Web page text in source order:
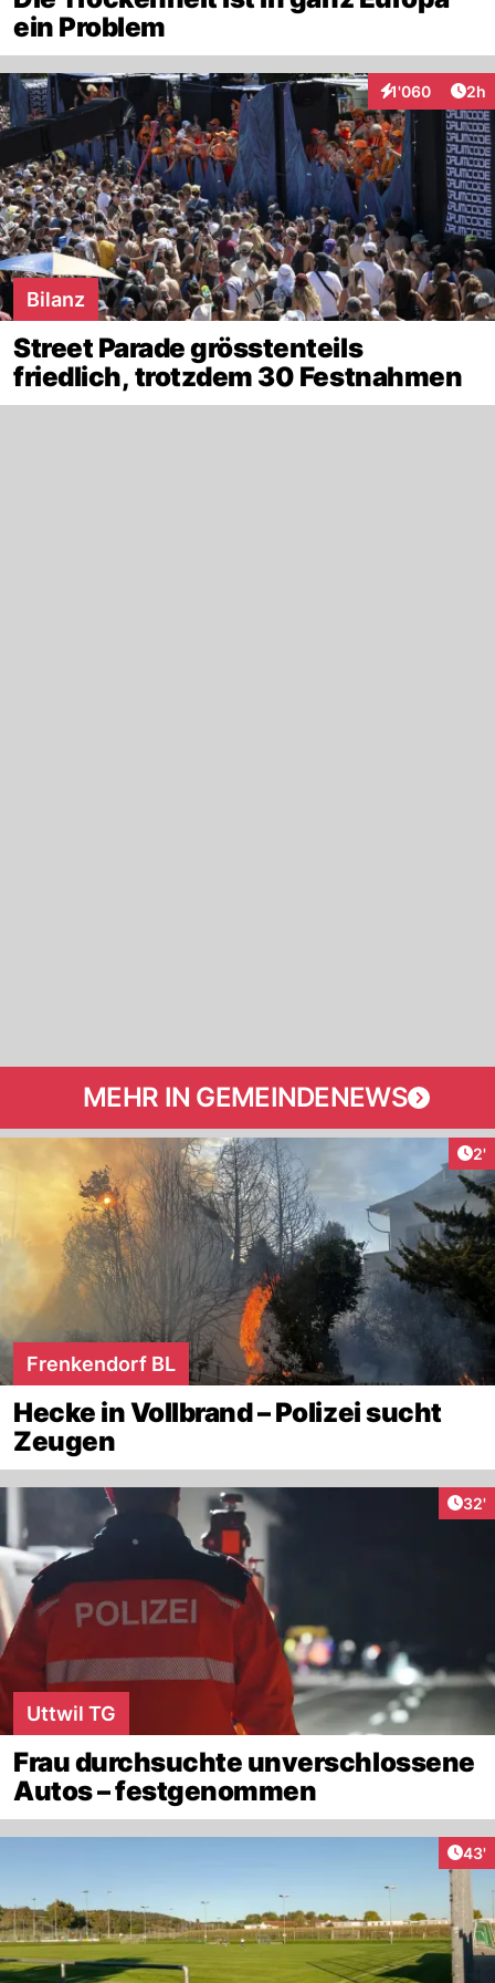
ein Problem
1'060
Interaktionen2h
Bilanz
Street Parade grösstenteils
friedlich, trotzdem 30 Festnahmen
MEHR IN GEMEINDENEWS
2'
Frenkendorf BL
Hecke in Vollbrand – Polizei sucht
Zeugen
32'
Uttwil TG
Frau durchsuchte unverschlossene
Autos – festgenommen
43'